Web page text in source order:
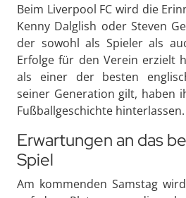
Beim Liverpool FC wird die
Kenny Dalglish oder Steven
der sowohl als Spieler als
Erfolge für den Verein erzielt
als einer der besten
seiner Generation gilt, haben
Fußballgeschichte hinterlassen.
Erwartungen an das
Spiel
Am kommenden Samstag